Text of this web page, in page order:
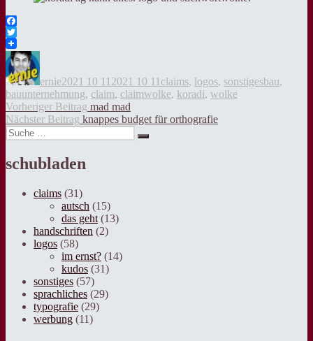
Facebook
Twitter
ernie2021 10 11 2021 10 11 claims, logos, sonstigesbau,
bauunternehmung, claim, claimwolke, koradi, wolke
Beitragsnavigation
Vorheriger Beitrag Vorheriger
Beitrag:
mad mad
Nächster Beitrag Nächster
Beitrag:
knappes budget für orthografie
Suche
nach:
Suche
schubladen
claims (31)
autsch (15)
das geht (13)
handschriften (2)
logos (58)
im ernst? (14)
kudos (31)
sonstiges (57)
sprachliches (29)
typografie (29)
werbung (11)